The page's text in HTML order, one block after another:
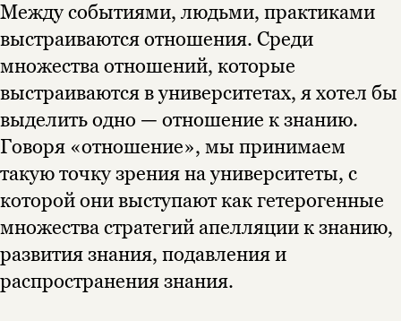
Между событиями, людьми, практиками
выстраиваются отношения. Среди
множества отношений, которые
выстраиваются в университетах, я хотел бы
выделить одно — отношение к знанию.
Говоря «отношение», мы принимаем
такую точку зрения на университеты, с
которой они выступают как гетерогенные
множества стратегий апелляции к знанию,
развития знания, подавления и
распространения знания.
Подписка на рассылку
Раз в неделю мы отправляем рассылку
о книгах и событиях «НЛО».
За подписку дарим промокод на
Этой книги временно
нет в продаже.
Вы можете подписаться на
уведомления, и при поступлении книги
на склад получить письмо на указанный